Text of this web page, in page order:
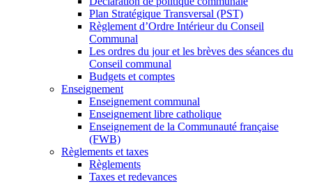
Plan Stratégique Transversal (PST)
Règlement d’Ordre Intérieur du Conseil
Communal
Les ordres du jour et les brèves des séances du
Conseil communal
Budgets et comptes
Enseignement
Enseignement communal
Enseignement libre catholique
Enseignement de la Communauté française
(FWB)
Règlements et taxes
Règlements
Taxes et redevances